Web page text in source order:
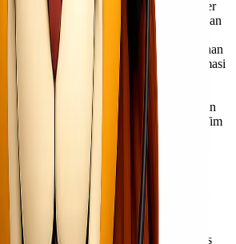
memulai perjalanan menuju Jakarta. Driver
rute tercepat dan teraman, memanfaatkan
untuk efisiensi waktu.
Anda dapat memantau perjalanan
sistem pelacakan online kami. Informasi
dan status pengiriman akan selalu
Setelah tiba di Jakarta, barang akan
ke alamat tujuan yang telah ditentukan. Tim
proses pembongkaran dilakukan
Express Mitra Logistik
logistik menghambat pertumbuhan bisnis